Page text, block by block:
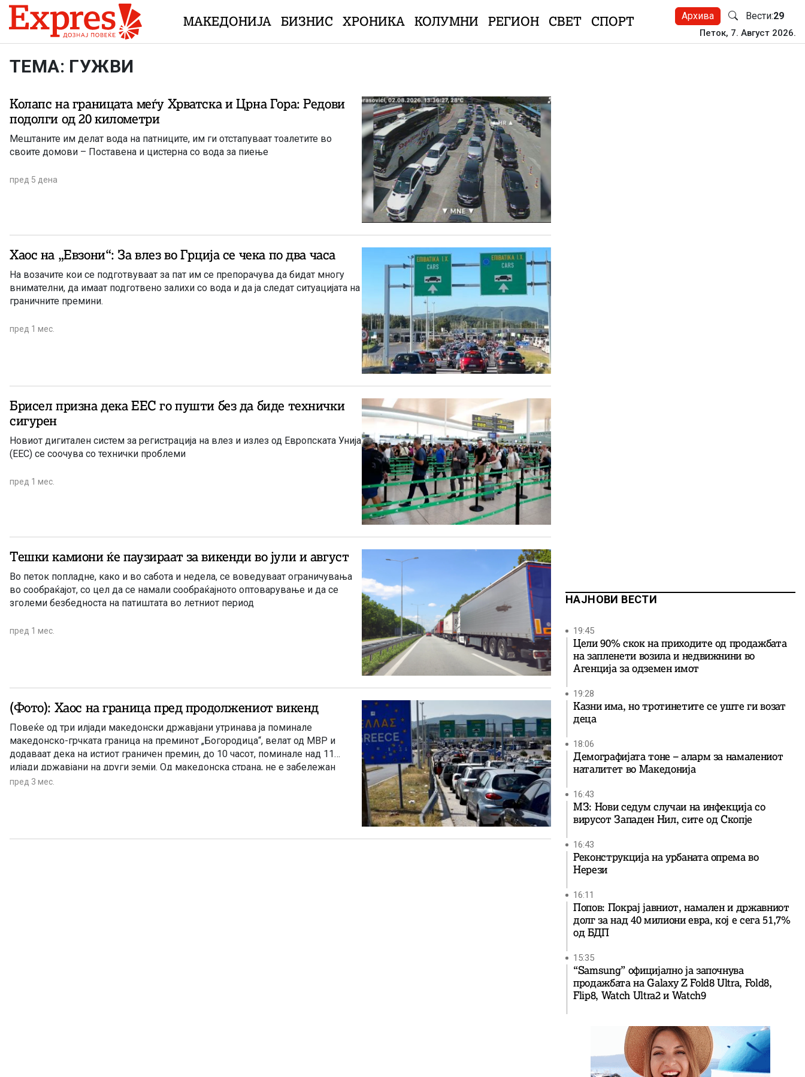
Skip to content
МАКЕДОНИЈА БИЗНИС ХРОНИКА КОЛУМНИ РЕГИОН СВЕТ СПОРТ Архива Вести:29
Петок, 7. Август 2026.
ТЕМА: ГУЖВИ
Колапс на границата меѓу Хрватска и Црна Гора: Редови
подолги од 20 километри
Mештаните им делат вода на патниците, им ги отстапуваат тоалетите во
своите домови – Поставена и цистерна со вода за пиење
пред 5 дена
Хаос на „Евзони“: За влез во Грција се чека по два часа
На возачите кои се подготвуваат за пат им се препорачува да бидат многу
внимателни, да имаат подготвено залихи со вода и да ја следат ситуацијата на
граничните премини.
пред 1 мес.
Брисел призна дека ЕЕС го пушти без да биде технички
сигурен
Новиот дигитален систем за регистрација на влез и излез од Европската Унија
(ЕЕС) се соочува со технички проблеми
пред 1 мес.
Тешки камиони ќе паузираат за викенди во јули и август
Во петок попладне, како и во сабота и недела, се воведуваат ограничувања
во сообраќајот, со цел да се намали сообраќајното оптоварување и да се
зголеми безбедноста на патиштата во летниот период
пред 1 мес.
(Фото): Хаос на граница пред продолжениот викенд
Повеќе од три илјади македонски државјани утринава ја поминале
македонско-грчката граница на преминот „Богородица“, велат од МВР и
додаваат дека на истиот граничен премин, до 10 часот, поминале над 11
илјади државјани на други земји. Од македонска страна, не е забележан
застој на граничните премини на југоисточниот дел од земјата и додаваат дека
пред 3 мес.
НАЈНОВИ ВЕСТИ
19:45
Цели 90% скок на приходите од продажбата
на запленети возила и недвижнини во
Агенција за одземен имот
19:28
Казни има, но тротинетите се уште ги возат
деца
18:06
Демографијата тоне – аларм за намалениот
наталитет во Македонија
16:43
МЗ: Нови седум случаи на инфекција со
вирусот Западен Нил, сите од Скопје
16:43
Реконструкција на урбаната опрема во
Нерези
16:11
Попов: Покрај јавниот, намален и државниот
долг за над 40 милиони евра, кој e сега 51,7%
од БДП
15:35
“Samsung” официјално ја започнува
продажбата на Galaxy Z Fold8 Ultra, Fold8,
Flip8, Watch Ultra2 и Watch9